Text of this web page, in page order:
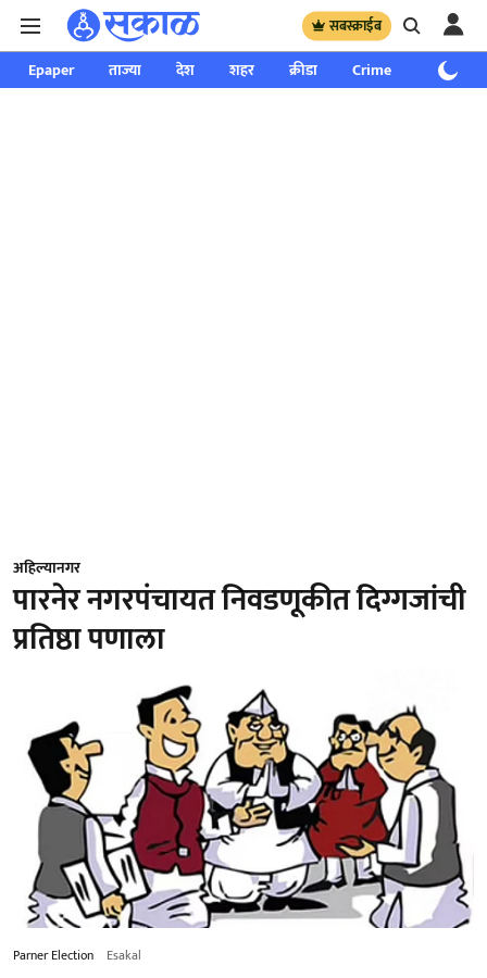
सबस्क्राईब
Epaper ताज्या देश शहर क्रीडा Crime साप्ताहिक
अहिल्यानगर
पारनेर नगरपंचायत निवडणूकीत दिग्गजांची
प्रतिष्ठा पणाला
Parner Election Esakal